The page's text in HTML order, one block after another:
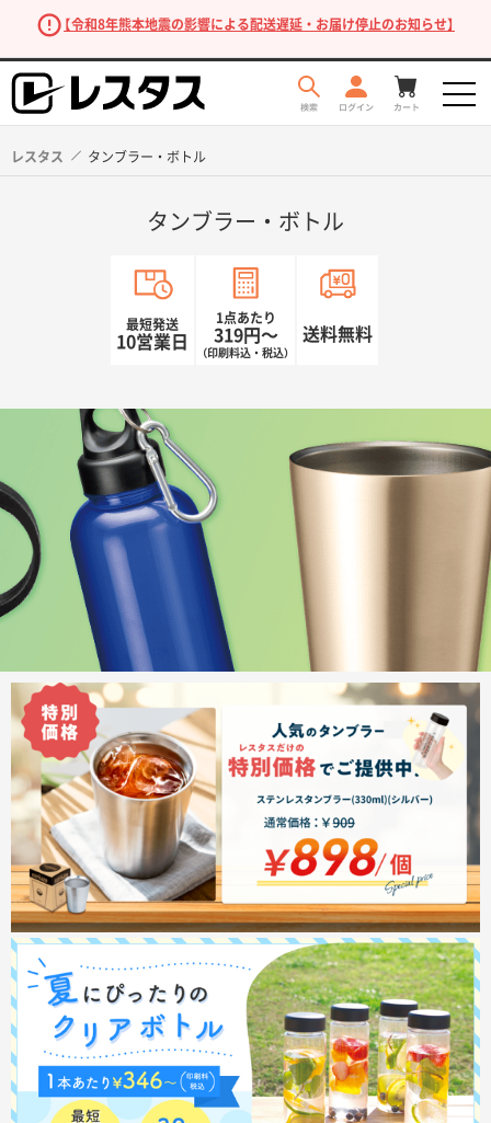
【令和8年熊本地震の影響による配送遅延・お届け停止のお知らせ】
商品カテゴリーから探す
ターゲットから探す
目的・シーンから探す
イベントから探す
印刷色から探す
サイトメニュー
初めての方へ
レスタス タンブラー・ボトル
タンブラー・ボトル
最短発送
10営業日
1点あたり
319円〜
（印刷料込・税込）
送料無料